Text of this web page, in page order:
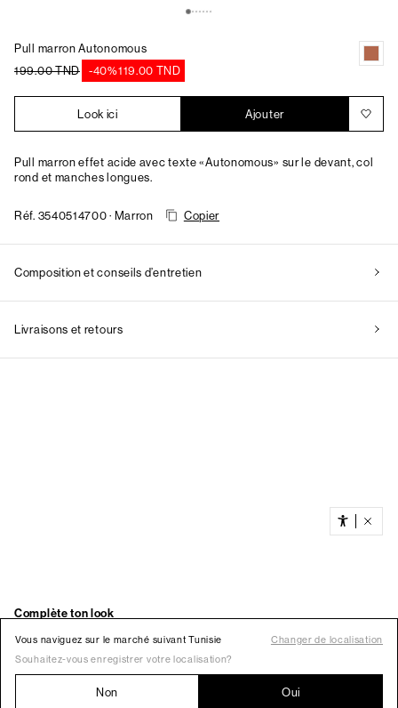
Vous naviguez sur le marché suivant Tunisie
Changer de localisation
Souhaitez-vous enregistrer votre localisation?
Non Oui